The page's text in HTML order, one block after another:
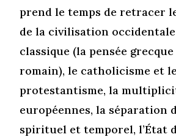
prend le temps de retracer
de la civilisation occidentale
classique (la pensée
romain), le catholicisme et le
protestantisme, la
européennes, la séparation
spirituel et temporel, l’État